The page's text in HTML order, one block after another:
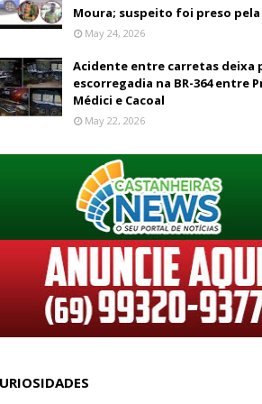
Moura; suspeito foi preso pela
May 24, 2026
Acidente entre carretas deixa
escorregadia na BR-364 entre
Médici e Cacoal
May 22, 2026